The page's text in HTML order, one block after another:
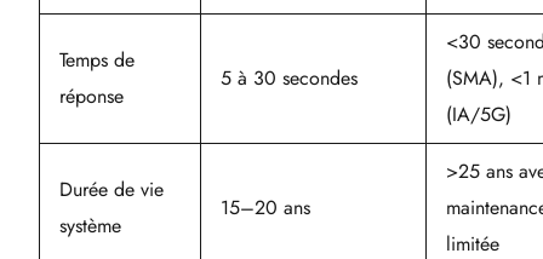
Temps de
réponse
5 à 30 secondes
<30
(SMA), <1
(IA/5G)
Durée de vie
système
15–20 ans
>25 ans
limitée